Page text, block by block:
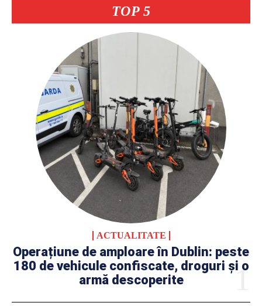
TOP 5
ACTUALITATE
Operațiune de amploare în Dublin: peste
180 de vehicule confiscate, droguri și o
armă descoperite